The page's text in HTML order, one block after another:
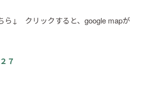
ら↓ クリックすると、google mapが
７